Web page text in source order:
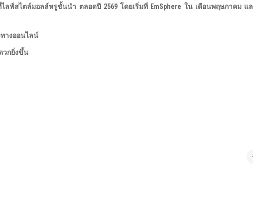
ไลฟ์สไตล์มอลล์หรูชั้นนำ ตลอดปี 2569 โดยเริ่มที่ EmSphere ใน เดือนพฤษภาคม แ
างออนไลน์
วกยิ่งขึ้น